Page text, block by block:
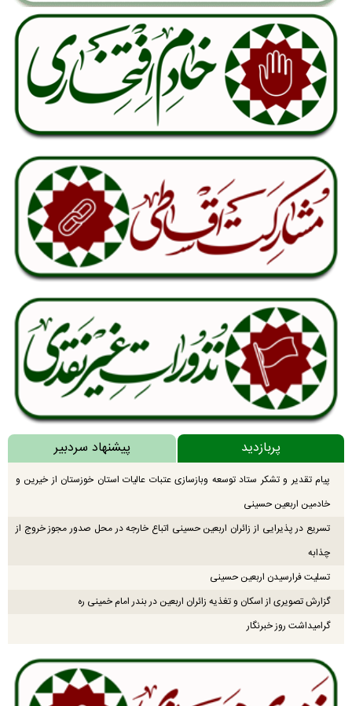
پربازدید پیشنهاد سردبیر
پیام تقدیر و تشکر ستاد توسعه وبازسازی عتبات عالیات استان خوزستان از خیرین و
خادمین اربعین حسینی
تسریع در پذیرایی از زائران اربعین حسینی اتباع خارجه در محل صدور مجوز خروج از
چذابه
تسلیت فرارسیدن اربعین حسینی
گزارش تصویری از اسکان و تغذیه زائران اربعین در بندر امام خمینی ره
گرامیداشت روز خبرنگار